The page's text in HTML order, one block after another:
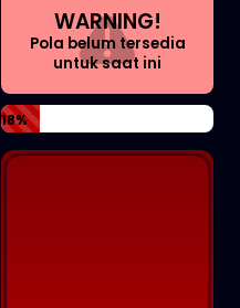
WARNING!
Pola belum tersedia
untuk saat ini
18%